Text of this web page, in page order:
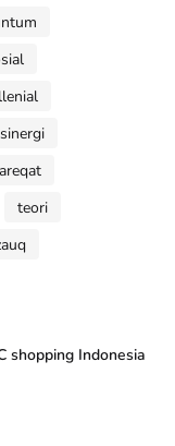
sinergi
teori
shopping Indonesia